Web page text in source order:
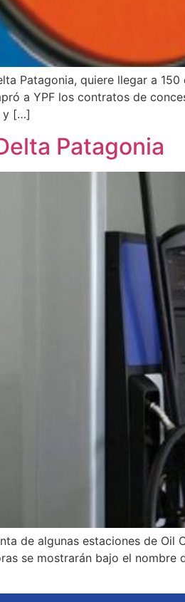
Patagonia, quiere llegar a
a YPF los contratos de
y […]
Patagonia
de algunas estaciones de Oil
se mostrarán bajo el nombre